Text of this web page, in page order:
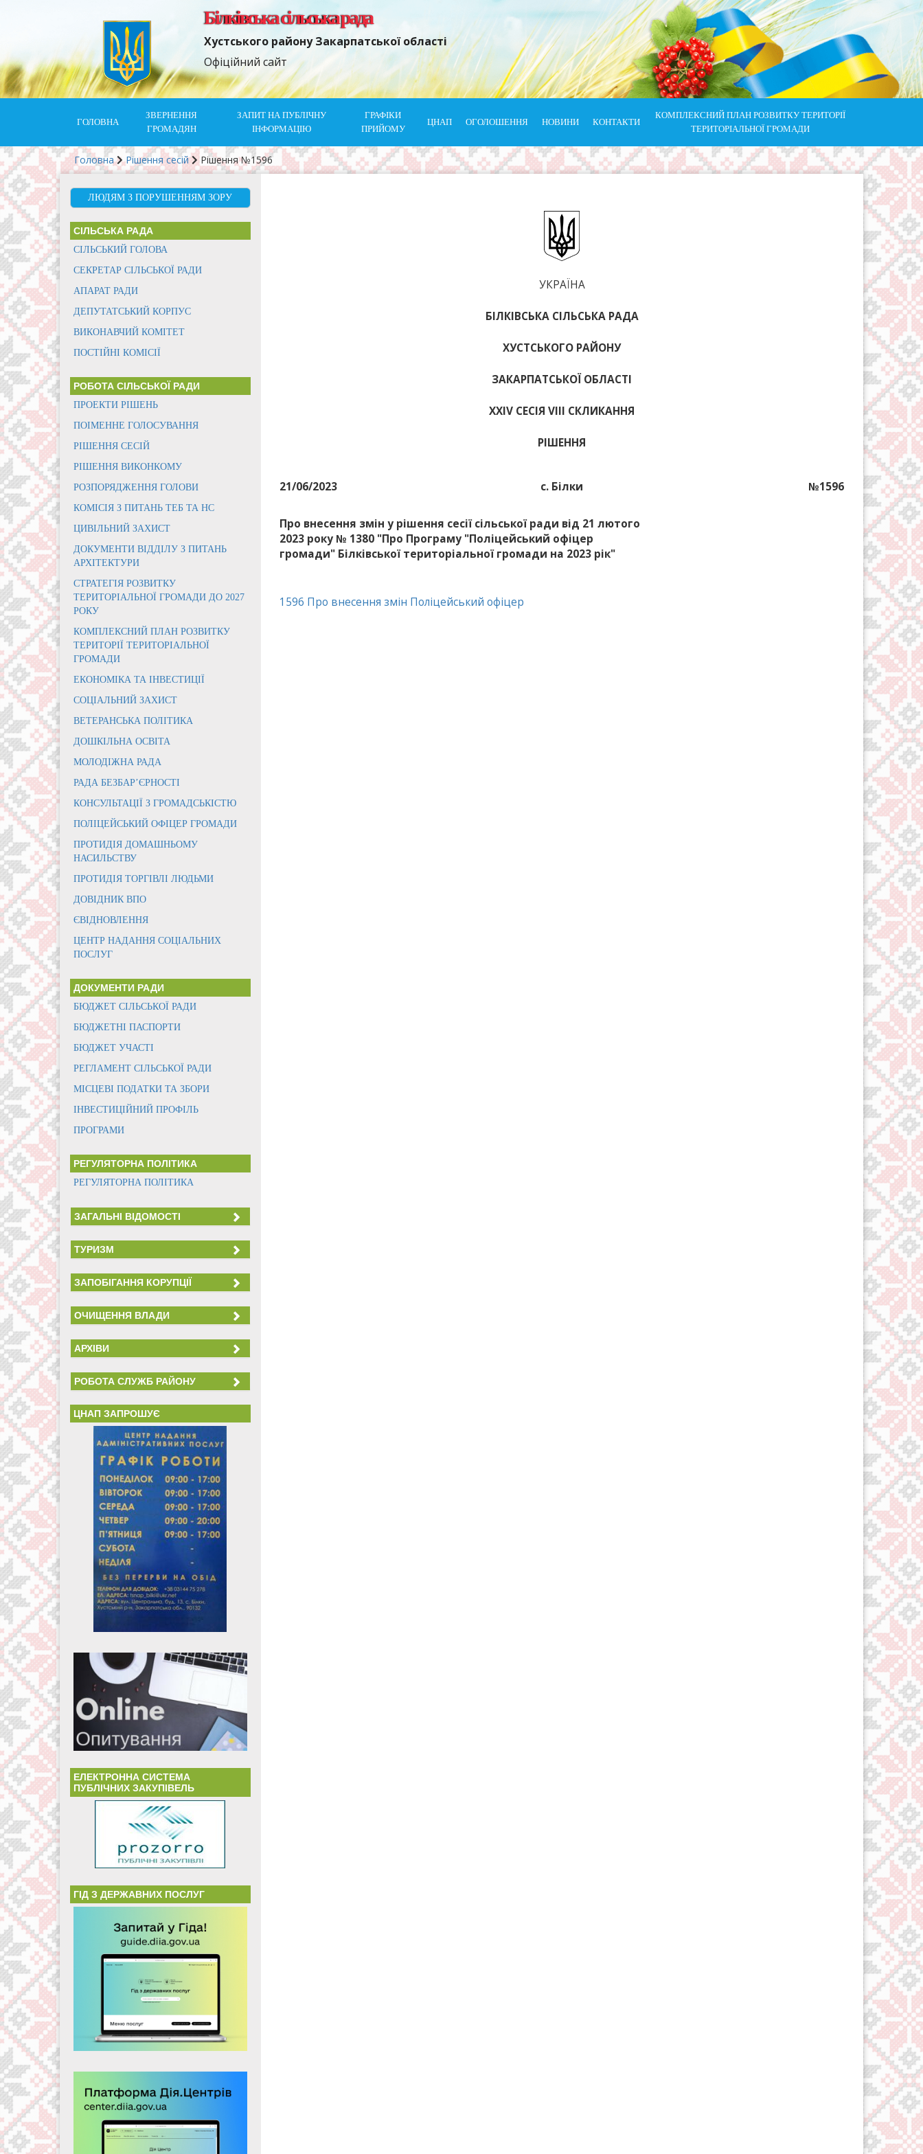
Білківська сільська рада
Хустського району Закарпатської області
Офіційний сайт
ГОЛОВНА
ЗВЕРНЕННЯ
ГРОМАДЯН
ЗАПИТ НА ПУБЛІЧНУ
ІНФОРМАЦІЮ
ГРАФІКИ
ПРИЙОМУ
ЦНАП ОГОЛОШЕННЯ НОВИНИ КОНТАКТИ
КОМПЛЕКСНИЙ ПЛАН РОЗВИТКУ ТЕРИТОРІЇ
ТЕРИТОРІАЛЬНОЇ ГРОМАДИ
Головна Рішення сесій Рішення №1596
ЛЮДЯМ З ПОРУШЕННЯМ ЗОРУ
СІЛЬСЬКА РАДА
СІЛЬСЬКИЙ ГОЛОВА
СЕКРЕТАР СІЛЬСЬКОЇ РАДИ
АПАРАТ РАДИ
ДЕПУТАТСЬКИЙ КОРПУС
ВИКОНАВЧИЙ КОМІТЕТ
ПОСТІЙНІ КОМІСІЇ
РОБОТА СІЛЬСЬКОЇ РАДИ
ПРОЕКТИ РІШЕНЬ
ПОІМЕННЕ ГОЛОСУВАННЯ
РІШЕННЯ СЕСІЙ
РІШЕННЯ ВИКОНКОМУ
РОЗПОРЯДЖЕННЯ ГОЛОВИ
КОМІСІЯ З ПИТАНЬ ТЕБ ТА НС
ЦИВІЛЬНИЙ ЗАХИСТ
ДОКУМЕНТИ ВІДДІЛУ З ПИТАНЬ
АРХІТЕКТУРИ
СТРАТЕГІЯ РОЗВИТКУ
ТЕРИТОРІАЛЬНОЇ ГРОМАДИ ДО 2027
РОКУ
КОМПЛЕКСНИЙ ПЛАН РОЗВИТКУ
ТЕРИТОРІЇ ТЕРИТОРІАЛЬНОЇ
ГРОМАДИ
ЕКОНОМІКА ТА ІНВЕСТИЦІЇ
СОЦІАЛЬНИЙ ЗАХИСТ
ВЕТЕРАНСЬКА ПОЛІТИКА
ДОШКІЛЬНА ОСВІТА
МОЛОДІЖНА РАДА
РАДА БЕЗБАР’ЄРНОСТІ
КОНСУЛЬТАЦІЇ З ГРОМАДСЬКІСТЮ
ПОЛІЦЕЙСЬКИЙ ОФІЦЕР ГРОМАДИ
ПРОТИДІЯ ДОМАШНЬОМУ
НАСИЛЬСТВУ
ПРОТИДІЯ ТОРГІВЛІ ЛЮДЬМИ
ДОВІДНИК ВПО
ЄВІДНОВЛЕННЯ
ЦЕНТР НАДАННЯ СОЦІАЛЬНИХ
ПОСЛУГ
ДОКУМЕНТИ РАДИ
БЮДЖЕТ СІЛЬСЬКОЇ РАДИ
БЮДЖЕТНІ ПАСПОРТИ
БЮДЖЕТ УЧАСТІ
РЕГЛАМЕНТ СІЛЬСЬКОЇ РАДИ
МІСЦЕВІ ПОДАТКИ ТА ЗБОРИ
ІНВЕСТИЦІЙНИЙ ПРОФІЛЬ
ПРОГРАМИ
РЕГУЛЯТОРНА ПОЛІТИКА
РЕГУЛЯТОРНА ПОЛІТИКА
ЗАГАЛЬНІ ВІДОМОСТІ
ТУРИЗМ
ЗАПОБІГАННЯ КОРУПЦІЇ
ОЧИЩЕННЯ ВЛАДИ
АРХІВИ
РОБОТА СЛУЖБ РАЙОНУ
ЦНАП ЗАПРОШУЄ
ЕЛЕКТРОННА СИСТЕМА
ПУБЛІЧНИХ ЗАКУПІВЕЛЬ
ГІД З ДЕРЖАВНИХ ПОСЛУГ
УКРАЇНА
БІЛКІВСЬКА СІЛЬСЬКА РАДА
ХУСТСЬКОГО РАЙОНУ
ЗАКАРПАТСЬКОЇ ОБЛАСТІ
ХХІV СЕСІЯ VIII СКЛИКАННЯ
РІШЕННЯ
21/06/2023 с. Білки №1596
Про внесення змін у рішення сесії сільської ради від 21 лютого
2023 року № 1380 "Про Програму "Поліцейський офіцер
громади" Білківської територіальної громади на 2023 рік"
1596 Про внесення змін Поліцейський офіцер